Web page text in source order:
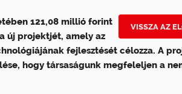
VISSZA AZ
121,08 millió forint
új projektjét, amely az
fejlesztését célozza. A
hogy társaságunk megfeleljen a